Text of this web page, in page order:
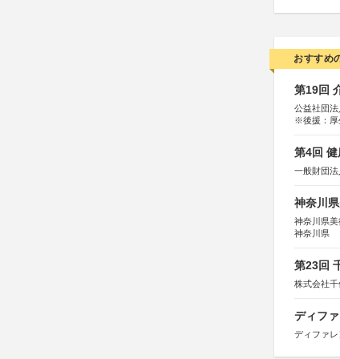
おすすめ
第19回
公益社団
※後援：厚
第4回
一般財団
神奈川
神奈川県
神奈川県
第23回
株式会社千
ディフ
ディファレ